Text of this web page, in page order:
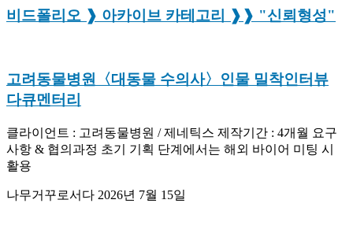
비드폴리오 ❱ 아카이브 카테고리 ❱❱ "신뢰형성"
고려동물병원〈대동물 수의사〉인물 밀착인터뷰
다큐멘터리
클라이언트 : 고려동물병원 / 제네틱스 제작기간 : 4개월 요구
사항 & 협의과정 초기 기획 단계에서는 해외 바이어 미팅 시
활용
나무거꾸로서다 2026년 7월 15일